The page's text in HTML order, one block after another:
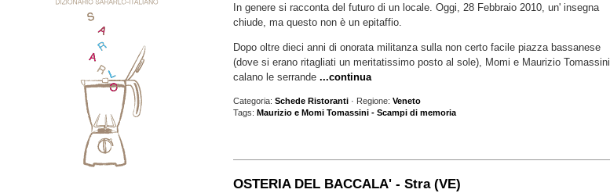
In genere si racconta del futuro di un locale. Oggi, 28 Febbraio 2010, un' insegna
chiude, ma questo non è un epitaffio.
Dopo oltre dieci anni di onorata militanza sulla non certo facile piazza bassanese
(dove si erano ritagliati un meritatissimo posto al sole), Momi e Maurizio Tomassini
calano le serrande ...continua
Categoria: Schede Ristoranti· Regione: Veneto
Tags: Maurizio e Momi Tomassini - Scampi di memoria
OSTERIA DEL BACCALA' - Stra (VE)